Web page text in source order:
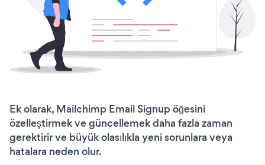
Ek olarak, Mailchimp Email Signup öğesini
özelleştirmek ve güncellemek daha fazla zaman
gerektirir ve büyük olasılıkla yeni sorunlara veya
hatalara neden olur.